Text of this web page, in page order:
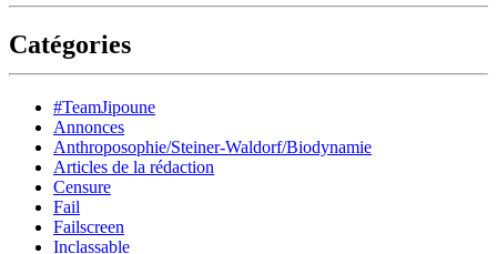
Catégories
#TeamJipoune
Annonces
Anthroposophie/Steiner-Waldorf/Biodynamie
Articles de la rédaction
Censure
Fail
Failscreen
Inclassable